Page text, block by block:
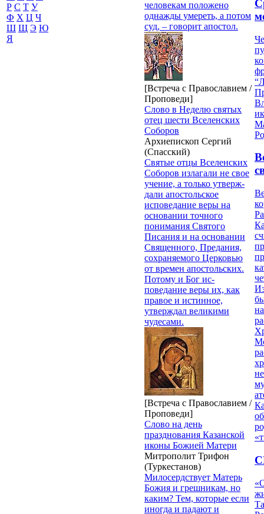
Р С Т У
Ф Х Ц Ч
Ш Щ Э Ю
Я
че­ловекам положено
однажды умереть, а потом
суд, – говорит апостол.
[Встреча с Православием /
Проповеди]
Слово в Неделю святых
отец шести Вселенских
Соборов
Архиепископ Сергий
(Спасский)
Святые отцы Вселенских
Соборов из­лагали не свое
учение, а только утверж­
дали апостольское
исповедание веры на
основании точного
понимания Святого
Писания и на основании
Священного, Предания,
сохраняемого Церковью
от времен апостольских.
Потому и Бог ис­
поведание веры их, как
правое и истинное,
утверждал великими
чудесами.
[Встреча с Православием /
Проповеди]
Слово на день
празднования Казанской
иконы Божией Матери
Митрополит Трифон
(Туркестанов)
Милосердствует Матерь
Божия и грешникам, но
каким? Тем, которые если
иногда и падают и